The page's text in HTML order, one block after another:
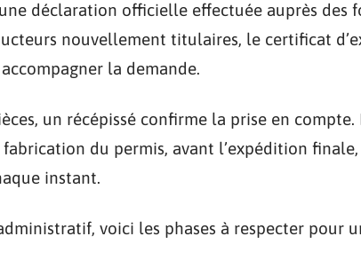
déclaration officielle effectuée auprès des
nouvellement titulaires, le certificat
la demande.
un récépissé confirme la prise en compte.
du permis, avant l’expédition finale,
instant.
voici les phases à respecter pour